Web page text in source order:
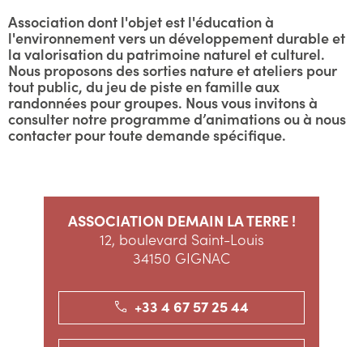
Association dont l'objet est l'éducation à
l'environnement vers un développement durable et
la valorisation du patrimoine naturel et culturel.
Nous proposons des sorties nature et ateliers pour
tout public, du jeu de piste en famille aux
randonnées pour groupes. Nous vous invitons à
consulter notre programme d’animations ou à nous
contacter pour toute demande spécifique.
ASSOCIATION DEMAIN LA TERRE !
12, boulevard Saint-Louis
34150 GIGNAC
+33 4 67 57 25 44